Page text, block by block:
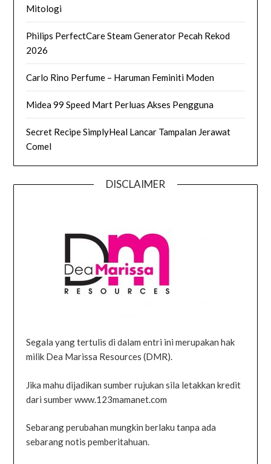
Mitologi
Philips PerfectCare Steam Generator Pecah Rekod
2026
Carlo Rino Perfume – Haruman Feminiti Moden
Midea 99 Speed Mart Perluas Akses Pengguna
Secret Recipe SimplyHeal Lancar Tampalan Jerawat
Comel
DISCLAIMER
Segala yang tertulis di dalam entri ini merupakan hak
milik Dea Marissa Resources (DMR).
Jika mahu dijadikan sumber rujukan sila letakkan kredit
dari sumber www.123mamanet.com
Sebarang perubahan mungkin berlaku tanpa ada
sebarang notis pemberitahuan.